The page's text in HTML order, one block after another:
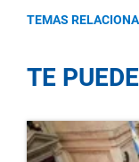
TEMAS
TE